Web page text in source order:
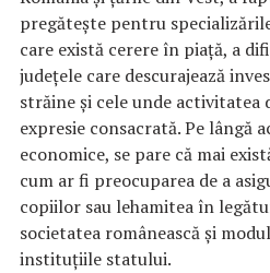
pregătește pentru
care există cerere în piață, a
județele care descurajează
străine și cele unde activitatea
expresie consacrată. Pe lângă
economice, se pare că mai
cum ar fi preocuparea de a
copiilor sau lehamitea în
societatea românească și
instituțiile statului.